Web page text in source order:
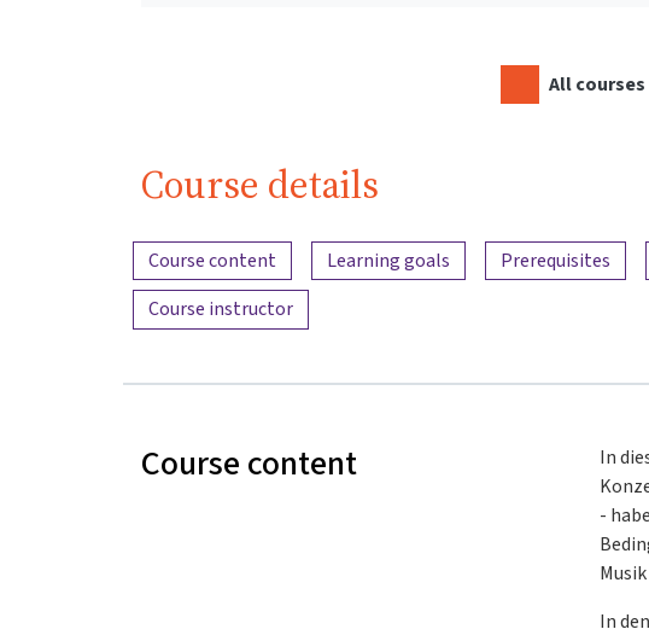
All
Course details
Content overview
Course content Learning goals Prerequisites
Course instructor
Course content
In
-
In